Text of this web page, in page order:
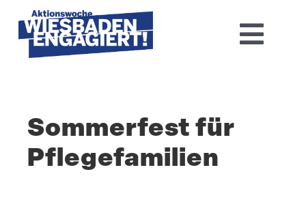
content
Aktions­woche 2026
Basis-Infos
Sommerfest für
Pflegefamilien